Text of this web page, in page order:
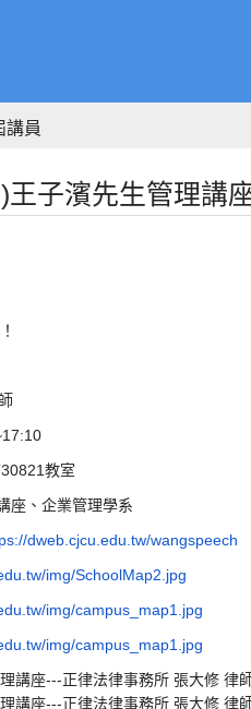
講員
子濱先生管理講
教室
座、企業管理學系
dweb.cjcu.edu.tw/wangspeech
img/SchoolMap2.jpg
img/campus_map1.jpg
img/campus_map1.jpg